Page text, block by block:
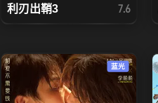
利刃出鞘3 7.6
蓝光